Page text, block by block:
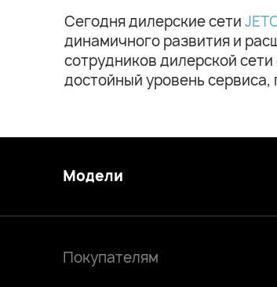
Сегодня дилерские сети
динамичного развития и
сотрудников дилерской
достойный уровень сервиса,
Модели
Покупателям